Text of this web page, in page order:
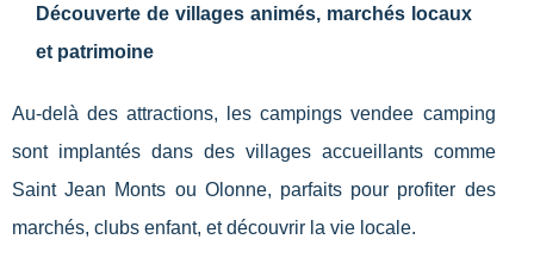
Découverte de villages animés, marchés locaux
et patrimoine
Au-delà des attractions, les campings vendee camping
sont implantés dans des villages accueillants comme
Saint Jean Monts ou Olonne, parfaits pour profiter des
marchés, clubs enfant, et découvrir la vie locale.